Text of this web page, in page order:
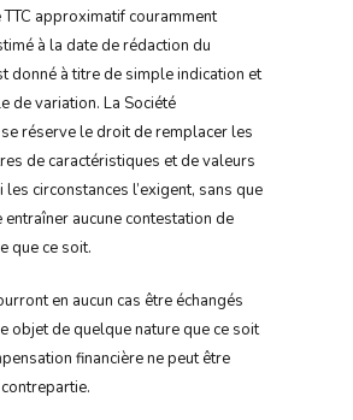
approximatif couramment
à la date de rédaction du
donné à titre de simple indication et
de variation. La Société
réserve le droit de remplacer les
de caractéristiques et de valeurs
les circonstances l’exigent, sans que
entraîner aucune contestation de
que ce soit.
en aucun cas être échangés
objet de quelque nature que ce soit
financière ne peut être